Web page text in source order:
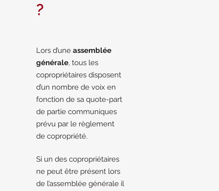
?
Lors d’une assemblée
générale, tous les
copropriétaires disposent
d’un nombre de voix en
fonction de sa quote-part
de partie communiques
prévu par le règlement
de copropriété.
Si un des copropriétaires
ne peut être présent lors
de l’assemblée générale il